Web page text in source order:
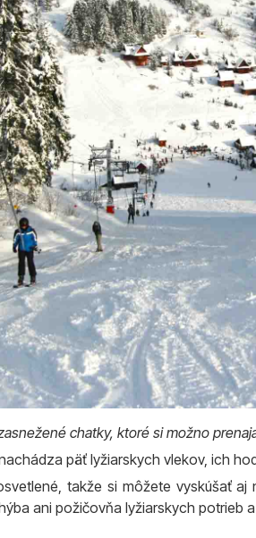
chatky, ktoré si možno
päť lyžiarskych vlekov, ich
takže si môžete vyskúšať
ani požičovňa lyžiarskych potrieb